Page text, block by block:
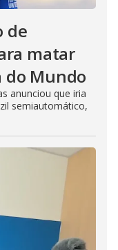
de
matar
do Mundo
anunciou que iria
semiautomático,